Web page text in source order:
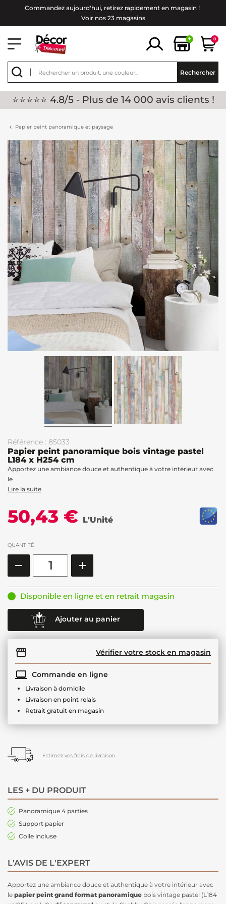
Commandez aujourd'hui, retirez rapidement en magasin !
Voir nos 23 magasins
+ 0
Rechercher
⭐⭐⭐⭐⭐ 4.8/5 - Plus de 14 000 avis clients !
Papier peint panoramique et paysage
Référence : 85033
Papier peint panoramique bois vintage pastel
L184 x H254 cm
Apportez une ambiance douce et authentique à votre intérieur avec
le
Lire la suite
50,43 € L'Unité
QUANTITÉ
Disponible en ligne et en retrait magasin
Ajouter au panier
Vérifier votre stock en magasin
Commande en ligne
Livraison à domicile
Livraison en point relais
Retrait gratuit en magasin
Estimez vos frais de livraison.
LES + DU PRODUIT
Panoramique 4 parties
Support papier
Colle incluse
L'AVIS DE L'EXPERT
Apportez une ambiance douce et authentique à votre intérieur avec
le papier peint grand format panoramique bois vintage pastel (L184